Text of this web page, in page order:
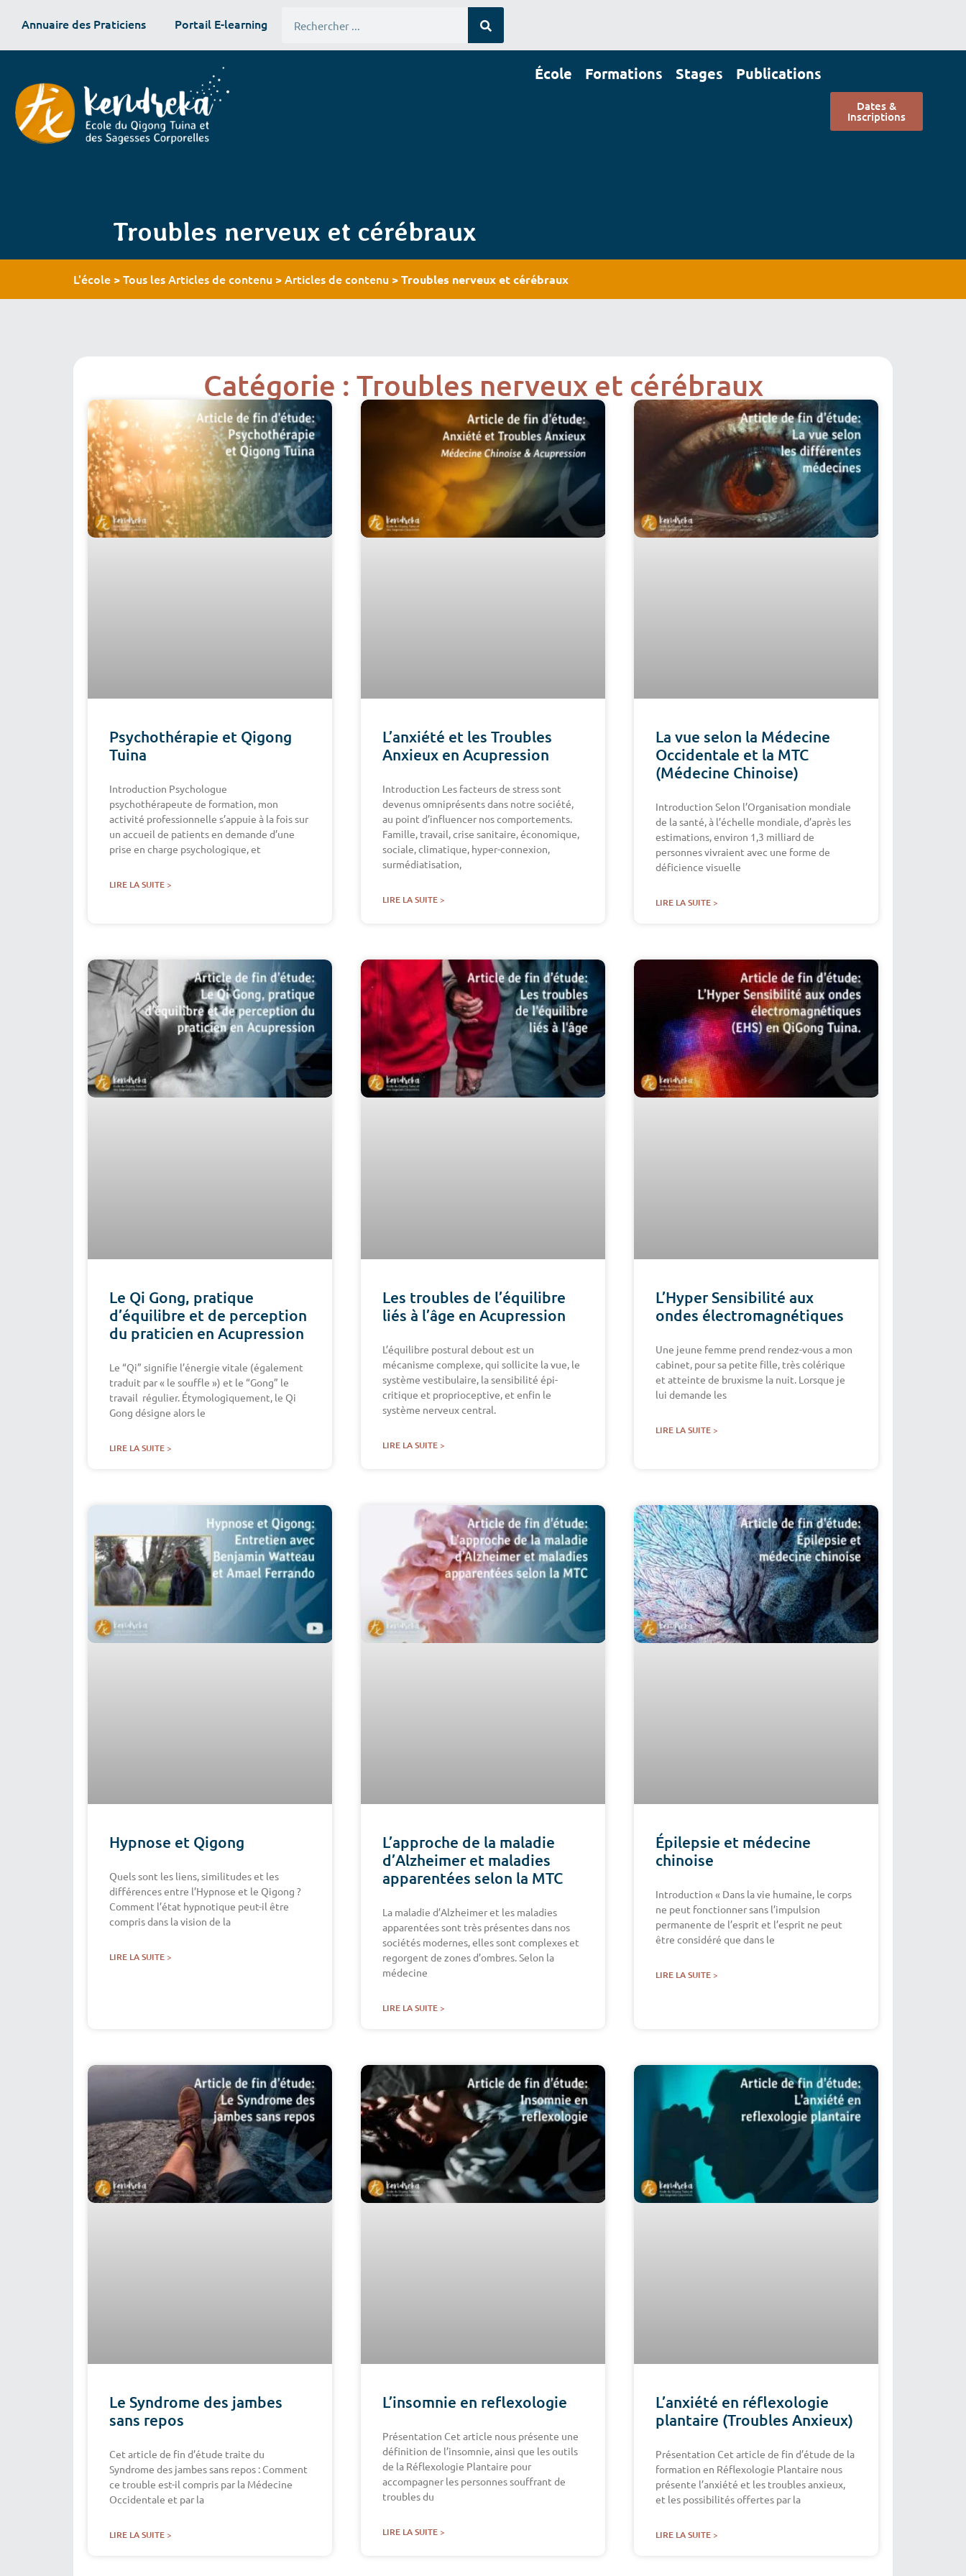
Annuaire des Praticiens Portail E-learning
École Formations Stages Publications
Dates &
Inscriptions
Troubles nerveux et cérébraux
L'école >Tous les Articles de contenu >Articles de contenu >Troubles nerveux et cérébraux
Catégorie : Troubles nerveux et cérébraux
Psychothérapie et Qigong
Tuina
Introduction Psychologue
psychothérapeute de formation, mon
activité professionnelle s’appuie à la fois sur
un accueil de patients en demande d’une
prise en charge psychologique, et
LIRE LA SUITE >
L’anxiété et les Troubles
Anxieux en Acupression
Introduction Les facteurs de stress sont
devenus omniprésents dans notre société,
au point d’influencer nos comportements.
Famille, travail, crise sanitaire, économique,
sociale, climatique, hyper-connexion,
surmédiatisation,
LIRE LA SUITE >
La vue selon la Médecine
Occidentale et la MTC
(Médecine Chinoise)
Introduction Selon l’Organisation mondiale
de la santé, à l’échelle mondiale, d’après les
estimations, environ 1,3 milliard de
personnes vivraient avec une forme de
déficience visuelle
LIRE LA SUITE >
Le Qi Gong, pratique
d’équilibre et de perception
du praticien en Acupression
Le “Qi” signifie l’énergie vitale (également
traduit par « le souffle ») et le “Gong” le
travail régulier. Étymologiquement, le Qi
Gong désigne alors le
LIRE LA SUITE >
Les troubles de l’équilibre
liés à l’âge en Acupression
L’équilibre postural debout est un
mécanisme complexe, qui sollicite la vue, le
système vestibulaire, la sensibilité épi-
critique et proprioceptive, et enfin le
système nerveux central.
LIRE LA SUITE >
L’Hyper Sensibilité aux
ondes électromagnétiques
Une jeune femme prend rendez-­vous a mon
cabinet, pour sa petite fille, très colérique
et atteinte de bruxisme la nuit. Lorsque je
lui demande les
LIRE LA SUITE >
Hypnose et Qigong
Quels sont les liens, similitudes et les
différences entre l’Hypnose et le Qigong ?
Comment l’état hypnotique peut-il être
compris dans la vision de la
LIRE LA SUITE >
L’approche de la maladie
d’Alzheimer et maladies
apparentées selon la MTC
La maladie d’Alzheimer et les maladies
apparentées sont très présentes dans nos
sociétés modernes, elles sont complexes et
regorgent de zones d’ombres. Selon la
médecine
LIRE LA SUITE >
Épilepsie et médecine
chinoise
Introduction « Dans la vie humaine, le corps
ne peut fonctionner sans l’impulsion
permanente de l’esprit et l’esprit ne peut
être considéré que dans le
LIRE LA SUITE >
Le Syndrome des jambes
sans repos
Cet article de fin d’étude traite du
Syndrome des jambes sans repos : Comment
ce trouble est-il compris par la Médecine
Occidentale et par la
LIRE LA SUITE >
L’insomnie en reflexologie
Présentation Cet article nous présente une
définition de l’insomnie, ainsi que les outils
de la Réflexologie Plantaire pour
accompagner les personnes souffrant de
troubles du
LIRE LA SUITE >
L’anxiété en réflexologie
plantaire (Troubles Anxieux)
Présentation Cet article de fin d’étude de la
formation en Réflexologie Plantaire nous
présente l’anxiété et les troubles anxieux,
et les possibilités offertes par la
LIRE LA SUITE >